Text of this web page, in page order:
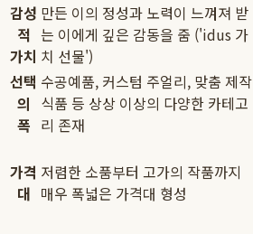
감성
적
가치
만든 이의 정성과 노력이 느껴져 받
는 이에게 깊은 감동을 줌 ('idus 가
치 선물')
선택
의
폭
수공예품, 커스텀 주얼리, 맞춤 제작
식품 등 상상 이상의 다양한 카테고
리 존재
가격
대
저렴한 소품부터 고가의 작품까지
매우 폭넓은 가격대 형성